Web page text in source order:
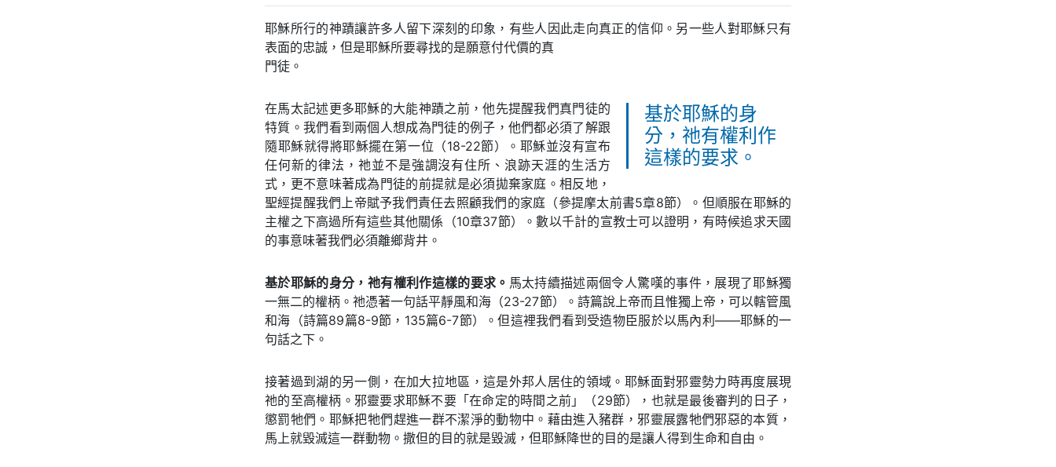
耶穌所行的神蹟讓許多人留下深刻的印象，有些人因此走向真正的信仰。另一些人對耶穌只有
表面的忠誠，但是耶穌所要尋找的是願意付代價的真
門徒。
基於耶穌的身
分，祂有權利作
這樣的要求。
在馬太記述更多耶穌的大能神蹟之前，他先提醒我們真門徒的
特質。我們看到兩個人想成為門徒的例子，他們都必須了解跟
隨耶穌就得將耶穌擺在第一位（18-22節）。耶穌並沒有宣布
任何新的律法，祂並不是強調沒有住所、浪跡天涯的生活方
式，更不意味著成為門徒的前提就是必須拋棄家庭。相反地，
聖經提醒我們上帝賦予我們責任去照顧我們的家庭（參提摩太前書5章8節）。但順服在耶穌的
主權之下高過所有這些其他關係（10章37節）。數以千計的宣教士可以證明，有時候追求天國
的事意味著我們必須離鄉背井。
基於耶穌的身分，祂有權利作這樣的要求。 馬太持續描述兩個令人驚嘆的事件，展現了耶穌獨
一無二的權柄。祂憑著一句話平靜風和海（23-27節）。詩篇說上帝而且惟獨上帝，可以轄管風
和海（詩篇89篇8-9節，135篇6-7節）。但這裡我們看到受造物臣服於以馬內利——耶穌的一
句話之下。
接著過到湖的另一側，在加大拉地區，這是外邦人居住的領域。耶穌面對邪靈勢力時再度展現
祂的至高權柄。邪靈要求耶穌不要「在命定的時間之前」（29節），也就是最後審判的日子，
懲罰牠們。耶穌把牠們趕進一群不潔淨的動物中。藉由進入豬群，邪靈展露牠們邪惡的本質，
馬上就毀滅這一群動物。撒但的目的就是毀滅，但耶穌降世的目的是讓人得到生命和自由。